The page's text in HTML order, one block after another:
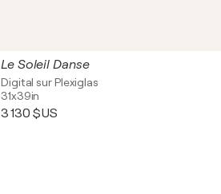
Le Soleil Danse
Digital sur Plexiglas
31x39in
3 130 $US